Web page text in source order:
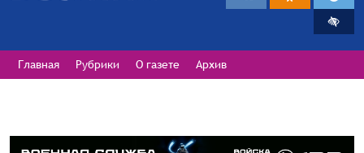
Главная Рубрики О газете Архив